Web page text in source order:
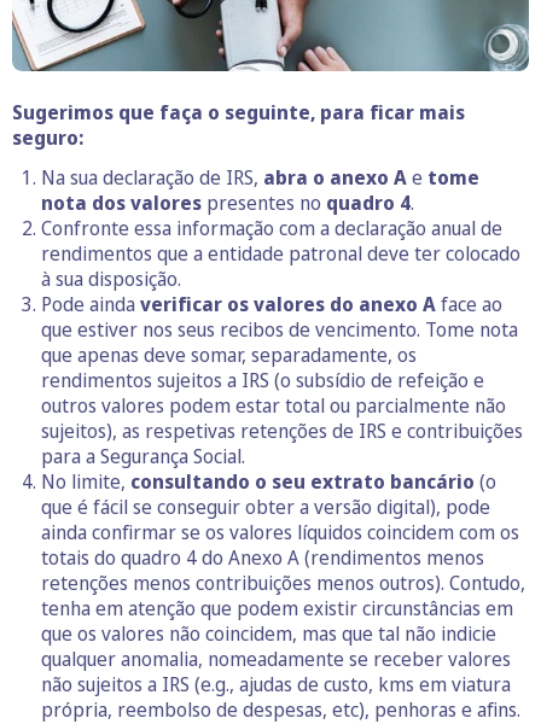
Sugerimos que faça o seguinte, para ficar mais
seguro:
Na sua declaração de IRS, abra o anexo Ae tome
nota dos valores presentes no quadro 4.
Confronte essa informação com a declaração anual de
rendimentos que a entidade patronal deve ter colocado
à sua disposição.
Pode ainda verificar os valores do anexo Aface ao
que estiver nos seus recibos de vencimento. Tome nota
que apenas deve somar, separadamente, os
rendimentos sujeitos a IRS (o subsídio de refeição e
outros valores podem estar total ou parcialmente não
sujeitos), as respetivas retenções de IRS e contribuições
para a Segurança Social.
No limite, consultando o seu extrato bancário (o
que é fácil se conseguir obter a versão digital), pode
ainda confirmar se os valores líquidos coincidem com os
totais do quadro 4 do Anexo A (rendimentos menos
retenções menos contribuições menos outros). Contudo,
tenha em atenção que podem existir circunstâncias em
que os valores não coincidem, mas que tal não indicie
qualquer anomalia, nomeadamente se receber valores
não sujeitos a IRS (e.g., ajudas de custo, kms em viatura
própria, reembolso de despesas, etc), penhoras e afins.